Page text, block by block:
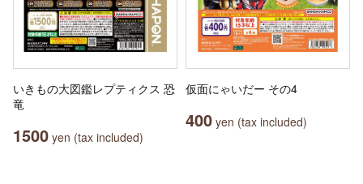
いきもの大図鑑レプティクス 恐
竜
1500 yen (tax included)
仮面にゃいだー その4
400 yen (tax included)